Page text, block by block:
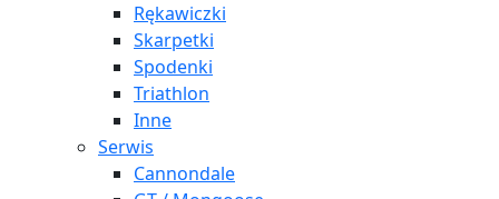
Rękawiczki
Skarpetki
Spodenki
Triathlon
Inne
Serwis
Cannondale